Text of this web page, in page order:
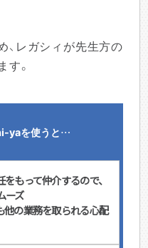
、レガシィが先生方の
。
yaを使うと…
をもって仲介するので、
ーズ
他の業務を取られる心配